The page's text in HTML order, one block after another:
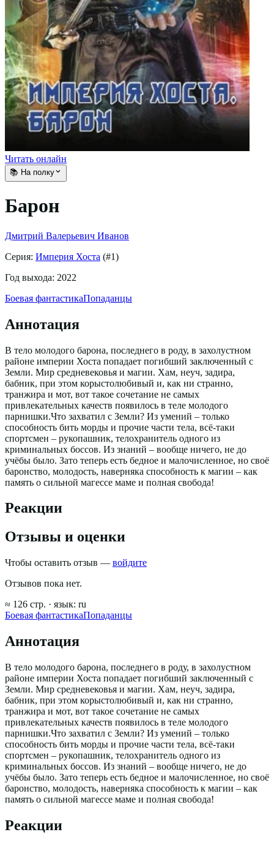
Читать онлайн
📚 На полку
Барон
Дмитрий Валерьевич Иванов
Серия: Империя Хоста (#1)
Год выхода: 2022
Боевая фантастикаПопаданцы
Аннотация
В тело молодого барона, последнего в роду, в захолустном
районе империи Хоста попадает погибший заключенный с
Земли. Мир средневековья и магии. Хам, неуч, задира,
бабник, при этом корыстолюбивый и, как ни странно,
транжира и мот, вот такое сочетание не самых
привлекательных качеств появилось в теле молодого
парнишки.Что захватил с Земли? Из умений – только
способность бить морды и прочие части тела, всё-таки
спортсмен – рукопашник, телохранитель одного из
криминальных боссов. Из знаний – вообще ничего, не до
учёбы было. Зато теперь есть бедное и малочисленное, но своё
баронство, молодость, наверняка способность к магии – как
память о сильной магессе маме и полная свобода!
Реакции
Отзывы и оценки
Чтобы оставить отзыв — войдите
Отзывов пока нет.
≈ 126 стр. · язык: ru
Боевая фантастикаПопаданцы
Аннотация
В тело молодого барона, последнего в роду, в захолустном
районе империи Хоста попадает погибший заключенный с
Земли. Мир средневековья и магии. Хам, неуч, задира,
бабник, при этом корыстолюбивый и, как ни странно,
транжира и мот, вот такое сочетание не самых
привлекательных качеств появилось в теле молодого
парнишки.Что захватил с Земли? Из умений – только
способность бить морды и прочие части тела, всё-таки
спортсмен – рукопашник, телохранитель одного из
криминальных боссов. Из знаний – вообще ничего, не до
учёбы было. Зато теперь есть бедное и малочисленное, но своё
баронство, молодость, наверняка способность к магии – как
память о сильной магессе маме и полная свобода!
Реакции